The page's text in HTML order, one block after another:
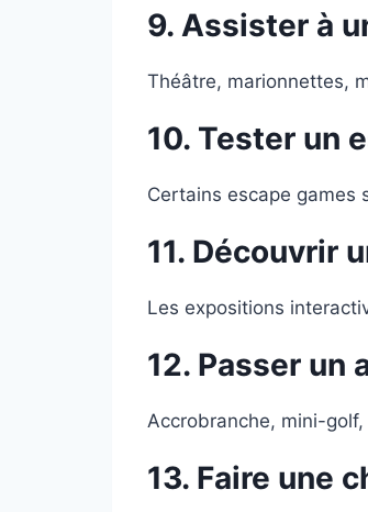
9. Assister à
Théâtre, marionnettes,
10. Tester un
Certains escape games
11. Découvrir
Les expositions
12. Passer un
Accrobranche, mini-
13. Faire une